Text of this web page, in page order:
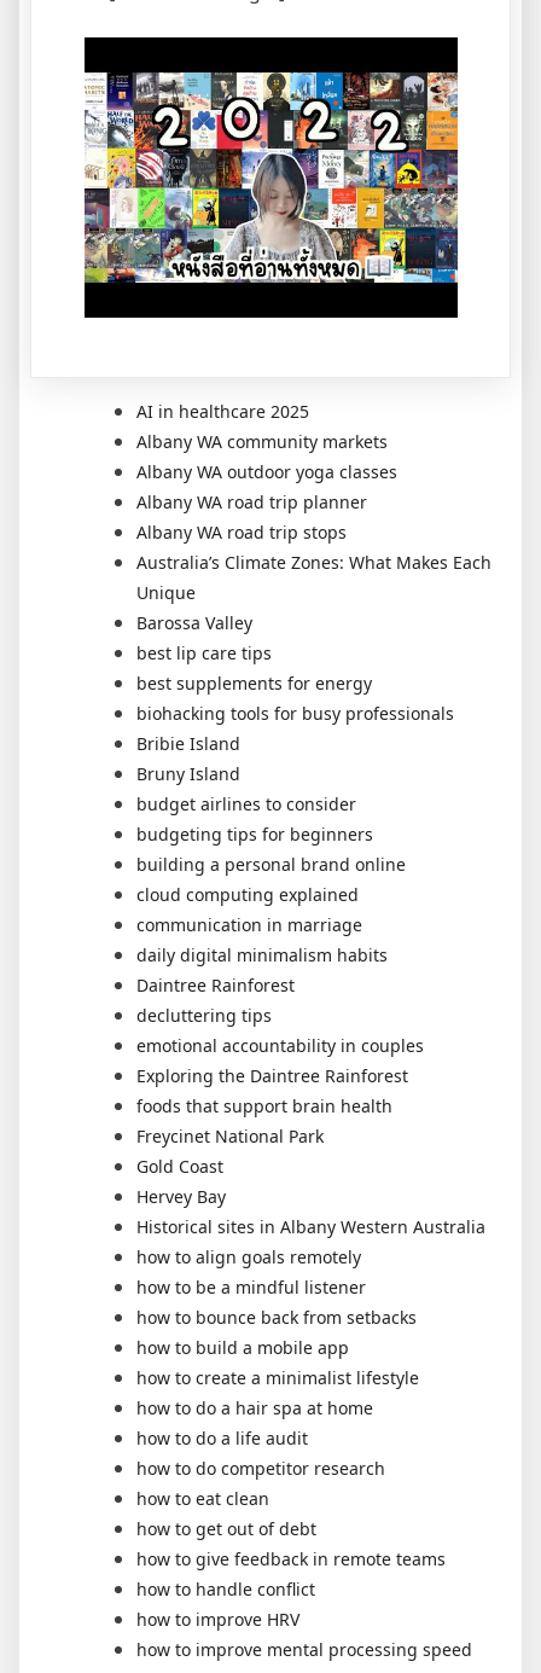
AI in healthcare 2025
Albany WA community markets
Albany WA outdoor yoga classes
Albany WA road trip planner
Albany WA road trip stops
Australia’s Climate Zones: What Makes Each
Unique
Barossa Valley
best lip care tips
best supplements for energy
biohacking tools for busy professionals
Bribie Island
Bruny Island
budget airlines to consider
budgeting tips for beginners
building a personal brand online
cloud computing explained
communication in marriage
daily digital minimalism habits
Daintree Rainforest
decluttering tips
emotional accountability in couples
Exploring the Daintree Rainforest
foods that support brain health
Freycinet National Park
Gold Coast
Hervey Bay
Historical sites in Albany Western Australia
how to align goals remotely
how to be a mindful listener
how to bounce back from setbacks
how to build a mobile app
how to create a minimalist lifestyle
how to do a hair spa at home
how to do a life audit
how to do competitor research
how to eat clean
how to get out of debt
how to give feedback in remote teams
how to handle conflict
how to improve HRV
how to improve mental processing speed